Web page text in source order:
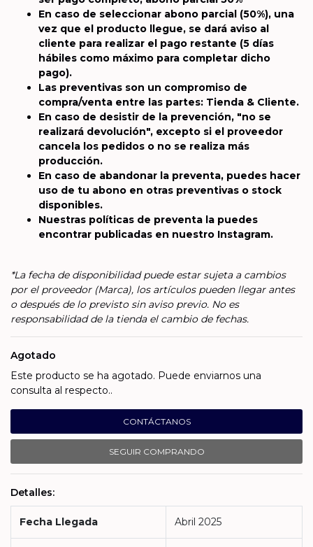
En caso de seleccionar abono parcial (50%), una
vez que el producto llegue, se dará aviso al
cliente para realizar el pago restante (5 días
hábiles como máximo para completar dicho
pago).
Las preventivas son un compromiso de
compra/venta entre las partes: Tienda & Cliente.
En caso de desistir de la prevención, "no se
realizará devolución", excepto si el proveedor
cancela los pedidos o no se realiza más
producción.
En caso de abandonar la preventa, puedes hacer
uso de tu abono en otras preventivas o stock
disponibles.
Nuestras políticas de preventa la puedes
encontrar publicadas en nuestro Instagram.
*La fecha de disponibilidad puede estar sujeta a cambios
por el proveedor (Marca), los artículos pueden llegar antes
o después de lo previsto sin aviso previo. No es
responsabilidad de la tienda el cambio de fechas.
Agotado
Este producto se ha agotado. Puede enviarnos una
consulta al respecto..
CONTÁCTANOS
SEGUIR COMPRANDO
Detalles:
Fecha Llegada Abril 2025